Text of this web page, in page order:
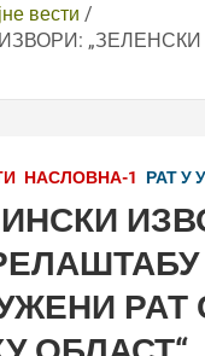
вести
НАСЛОВНА-1 РАТ У
РАТ